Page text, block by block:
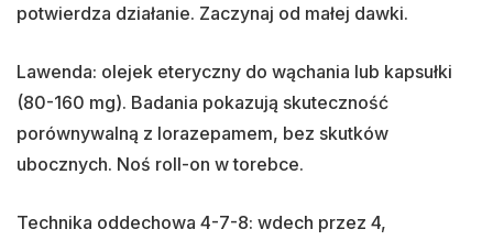
potwierdza działanie. Zaczynaj od małej dawki.
Lawenda: olejek eteryczny do wąchania lub kapsułki
(80-160 mg). Badania pokazują skuteczność
porównywalną z lorazepamem, bez skutków
ubocznych. Noś roll-on w torebce.
Technika oddechowa 4-7-8: wdech przez 4,